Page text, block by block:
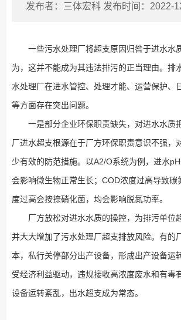
发布者：三体宏科 发布时间：2022-
一些污水处理厂将超支原因归咎于进水水
为，这并不能成为其违法排污的正当理由。排
水处理厂在进水管控、处理才能、运营保护、
等方面存在突出问题。
一是部分企业环保职责缺失，对进水水质
厂进水超支根源在于厂方环保职责意识不强，
少有效的防范措施。以A2/O系统为例，进水
会影响微生物正常生长；COD浓度过高导致碳
度过高会按捺硝化菌，均会影响脱氮功率。
厂方放松对进水水质的操控，为排污单位超
并大大增加了污水处理厂超支排放风险。有的
本，私行关停部分出产设备，形成出产设备运
受经济利益驱动，违规接收高浓度废水和有毒
设备运转紊乱，出水超支成为常态。